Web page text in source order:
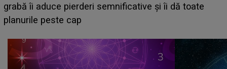
face o MĂRTURISIRE NEAȘTEPTATĂ despre mama
sa: "I-am spus și ei în față, eu nu te iubesc pentru